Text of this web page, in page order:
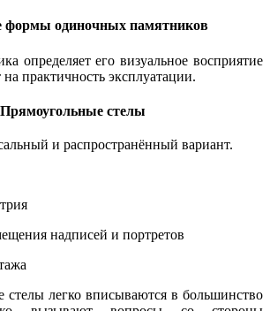
формы одиночных памятников
определяет его визуальное восприятие
практичность эксплуатации.
Прямоугольные стелы
и распространённый вариант.
надписей и портретов
стелы легко вписываются в большинство